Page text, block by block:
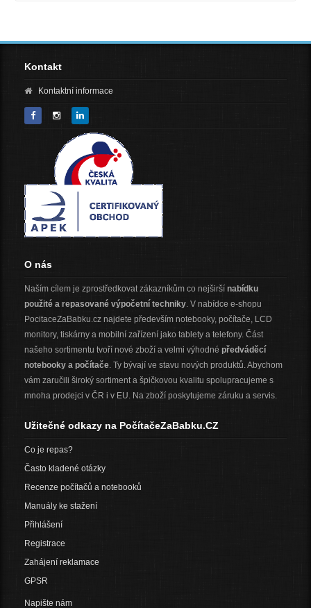
Kontakt
Kontaktní informace
O nás
Naším cílem je zprostředkovat zákazníkům co nejširší nabídku
použité a repasované výpočetní techniky. V nabídce e-shopu
PocitaceZaBabku.cz najdete především notebooky, počítače, LCD
monitory, tiskárny a mobilní zařízení jako tablety a telefony. Část
našeho sortimentu tvoří nové zboží a velmi výhodné předváděcí
notebooky a počítače. Ty bývají ve stavu nových produktů. Abychom
vám zaručili široký sortiment a špičkovou kvalitu spolupracujeme s
mnoha prodejci v ČR i v EU. Na zboží poskytujeme záruku a servis.
Užitečné odkazy na PočítačeZaBabku.CZ
Co je repas?
Často kladené otázky
Recenze počítačů a notebooků
Manuály ke stažení
Přihlášení
Registrace
Zahájení reklamace
GPSR
Napište nám